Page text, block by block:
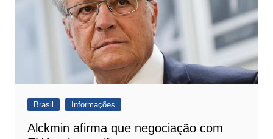
Brasil Informações
Alckmin afirma que negociação com